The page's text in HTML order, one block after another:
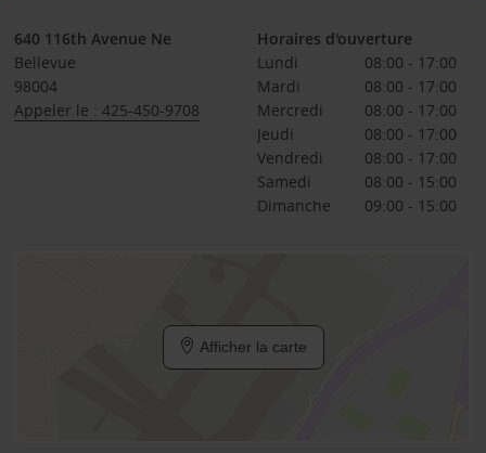
640 116th Avenue Ne
Bellevue
98004
Appeler le : 425-450-9708
Horaires d'ouverture
Lundi
08:00 - 17:00
Mardi
08:00 - 17:00
Mercredi
08:00 - 17:00
Jeudi
08:00 - 17:00
Vendredi
08:00 - 17:00
Samedi
08:00 - 15:00
Dimanche
09:00 - 15:00
Afficher la carte